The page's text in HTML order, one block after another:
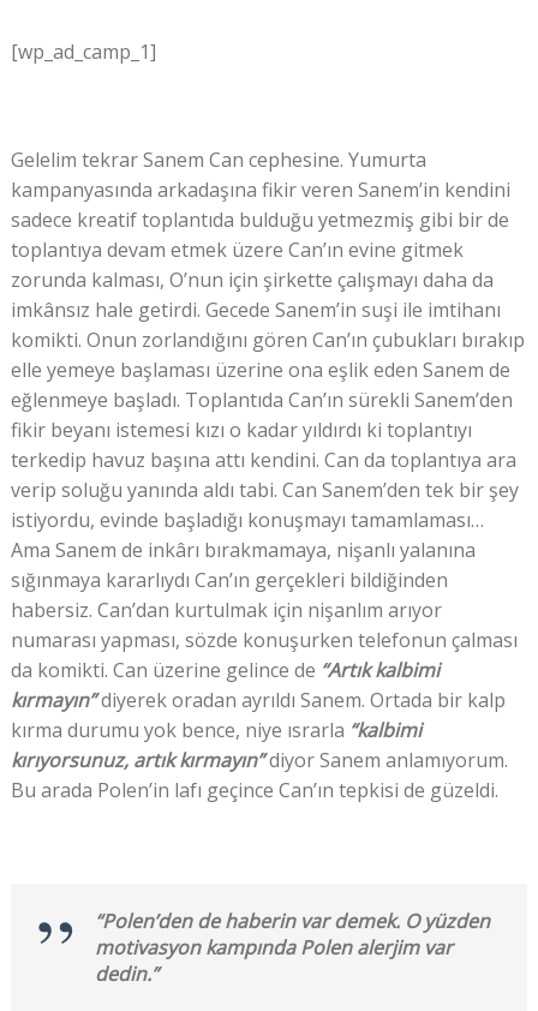
[wp_ad_camp_1]
Gelelim tekrar Sanem Can cephesine. Yumurta
kampanyasında arkadaşına fikir veren Sanem’in kendini
sadece kreatif toplantıda bulduğu yetmezmiş gibi bir de
toplantıya devam etmek üzere Can’ın evine gitmek
zorunda kalması, O’nun için şirkette çalışmayı daha da
imkânsız hale getirdi. Gecede Sanem’in suşi ile imtihanı
komikti. Onun zorlandığını gören Can’ın çubukları bırakıp
elle yemeye başlaması üzerine ona eşlik eden Sanem de
eğlenmeye başladı. Toplantıda Can’ın sürekli Sanem’den
fikir beyanı istemesi kızı o kadar yıldırdı ki toplantıyı
terkedip havuz başına attı kendini. Can da toplantıya ara
verip soluğu yanında aldı tabi. Can Sanem’den tek bir şey
istiyordu, evinde başladığı konuşmayı tamamlaması…
Ama Sanem de inkârı bırakmamaya, nişanlı yalanına
sığınmaya kararlıydı Can’ın gerçekleri bildiğinden
habersiz. Can’dan kurtulmak için nişanlım arıyor
numarası yapması, sözde konuşurken telefonun çalması
da komikti. Can üzerine gelince de “Artık kalbimi
kırmayın”diyerek oradan ayrıldı Sanem. Ortada bir kalp
kırma durumu yok bence, niye ısrarla “kalbimi
kırıyorsunuz, artık kırmayın”diyor Sanem anlamıyorum.
Bu arada Polen’in lafı geçince Can’ın tepkisi de güzeldi.
“Polen’den de haberin var demek. O yüzden
motivasyon kampında Polen alerjim var
dedin.”